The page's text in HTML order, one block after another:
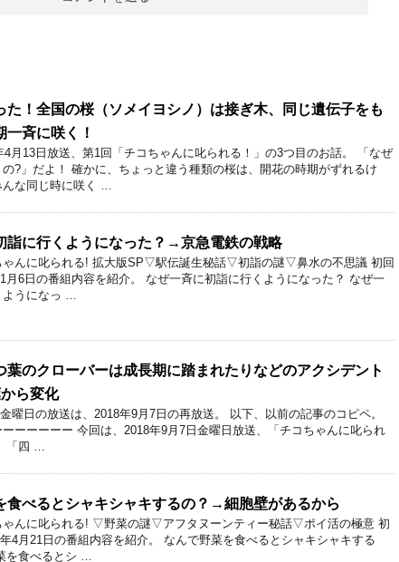
た！全国の桜（ソメイヨシノ）は接ぎ木、同じ遺伝子をも
一斉に咲く！
4月13日放送、第1回「チコちゃんに叱られる！」の3つ目のお話。 「なぜ
?」だよ！ 確かに、ちょっと違う種類の桜は、開花の時期がずれるけ
んな同じ時に咲く …
詣に行くようになった？→京急電鉄の戦略
ゃんに叱られる! 拡大版SP▽駅伝誕生秘話▽初詣の謎▽鼻水の不思議 初回
月6日の番組内容を紹介。 なぜ一斉に初詣に行くようになった？ なぜ一
ようになっ …
葉のクローバーは成長期に踏まれたりなどのアクシデント
ら変化
曜日の放送は、2018年9月7日の再放送。 以下、以前の記事のコピペ。
ーーーーー 今回は、2018年9月7日金曜日放送、「チコちゃんに叱られ
「四 …
食べるとシャキシャキするの？→細胞壁があるから
ゃんに叱られる! ▽野菜の謎▽アフタヌーンティー秘話▽ポイ活の極意 初
4月21日の番組内容を紹介。 なんで野菜を食べるとシャキシャキする
を食べるとシ …